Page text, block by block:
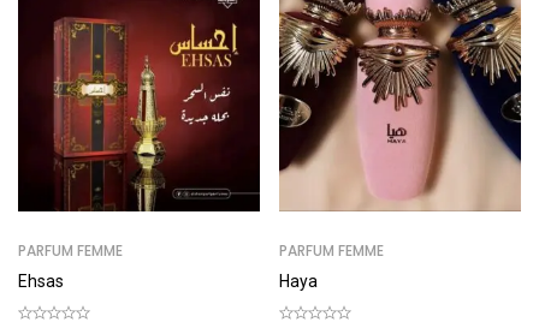
PARFUM FEMME
Ehsas
PARFUM FEMME
Haya